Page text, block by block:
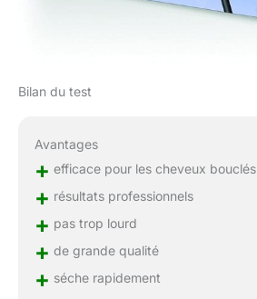
Bilan du test
Avantages
+ efficace pour les cheveux bouclés
+ résultats professionnels
+ pas trop lourd
+ de grande qualité
+ séche rapidement